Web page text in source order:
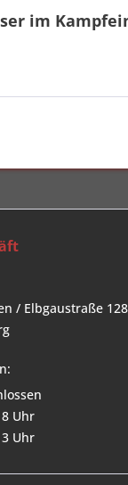
im
/ Elbgaustraße 128
Uhr
Uhr